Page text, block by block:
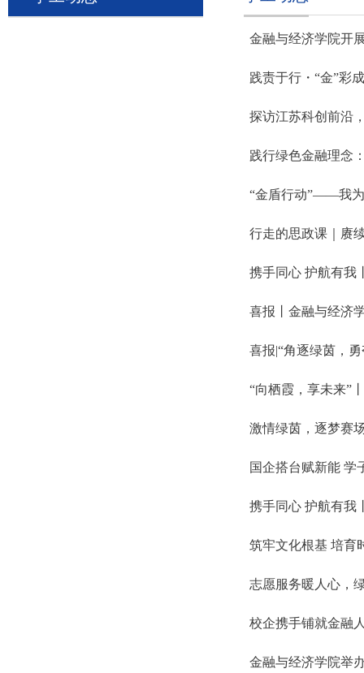
金融与经济学院开
践责于行・“金”彩
探访江苏科创前沿
践行绿色金融理念
“金盾行动”——我为
行走的思政课｜赓
携手同心 护航有
喜报丨金融与经济
喜报|“角逐绿茵，
“向栖霞，享未来”
激情绿茵，逐梦赛
国企搭台赋新能 学
携手同心 护航有我
筑牢文化根基 培育
志愿服务暖人心，
校企携手铺就金融
金融与经济学院举